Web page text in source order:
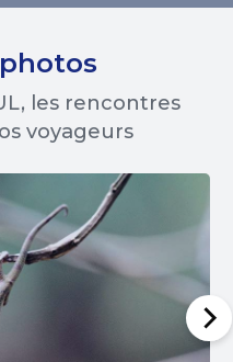
les rencontres
voyageurs